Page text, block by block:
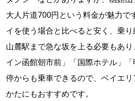
大人片道700円という料金が魅力で
イを使う場合と比べると安く、乗
山麓駅まで急な坂を上る必要もあ
イン函館朝市前」「国際ホテル」
停からも乗車できるので、ベイエ
かたにもおすすめです。